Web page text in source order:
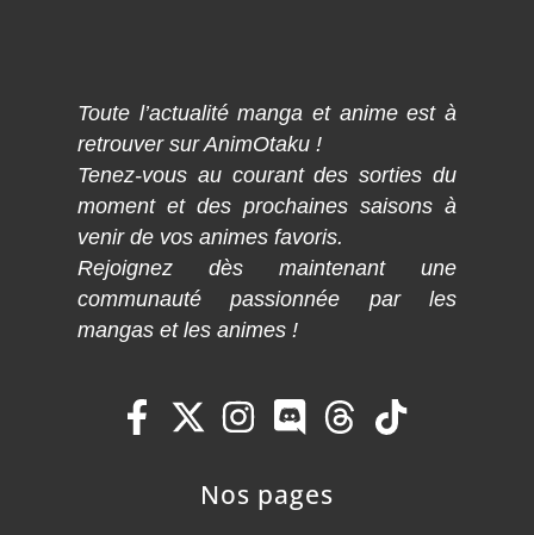
Toute l’actualité manga et anime est à
retrouver sur AnimOtaku !
Tenez-vous au courant des sorties du
moment et des prochaines saisons à
venir de vos animes favoris.
Rejoignez dès maintenant une
communauté passionnée par les
mangas et les animes !
Nos pages